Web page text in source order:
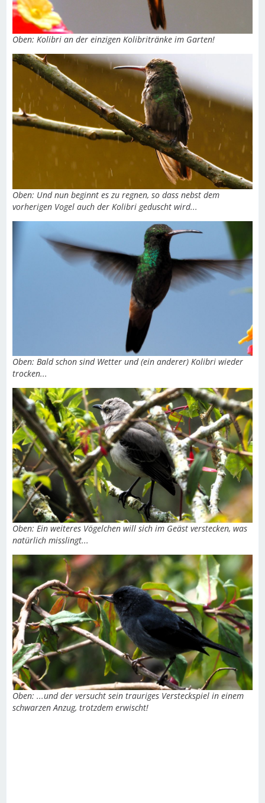
Oben: Kolibri an der einzigen Kolibritränke im Garten!
Oben: Und nun beginnt es zu regnen, so dass nebst dem
vorherigen Vogel auch der Kolibri geduscht wird...
Oben: Bald schon sind Wetter und (ein anderer) Kolibri wieder
trocken...
Oben: Ein weiteres Vögelchen will sich im Geäst verstecken, was
natürlich misslingt...
Oben: ...und der versucht sein trauriges Versteckspiel in einem
schwarzen Anzug, trotzdem erwischt!